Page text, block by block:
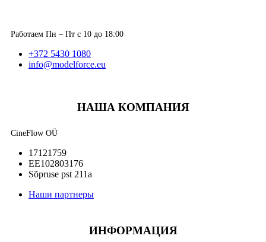
Работаем Пн – Пт с 10 до 18:00
+372 5430 1080
info@modelforce.eu
НАША КОМПАНИЯ
CineFlow OÜ
17121759
EE102803176
Sõpruse pst 211a
Наши партнеры
ИНФОРМАЦИЯ